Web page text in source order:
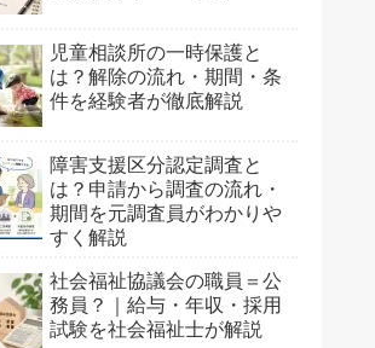
児童相談所の一時保護と
は？解除の流れ・期間・条
件を経験者が徹底解説
障害支援区分認定調査と
は？申請から調査の流れ・
期間を元調査員がわかりや
すく解説
社会福祉協議会の職員＝公
務員？｜給与・年収・採用
試験を社会福祉士が解説